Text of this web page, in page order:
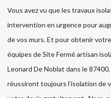
Vous avez vu que les travaux
intervention en urgence pour
de vos murs. Et pour obtenir
équipes de Site Fermé artisan
Leonard De Noblat dans le
réussiront toujours l’isolation